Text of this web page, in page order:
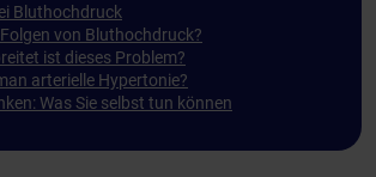
Bluthochdruck
von Bluthochdruck?
ist dieses Problem?
arterielle Hypertonie?
Was Sie selbst tun können